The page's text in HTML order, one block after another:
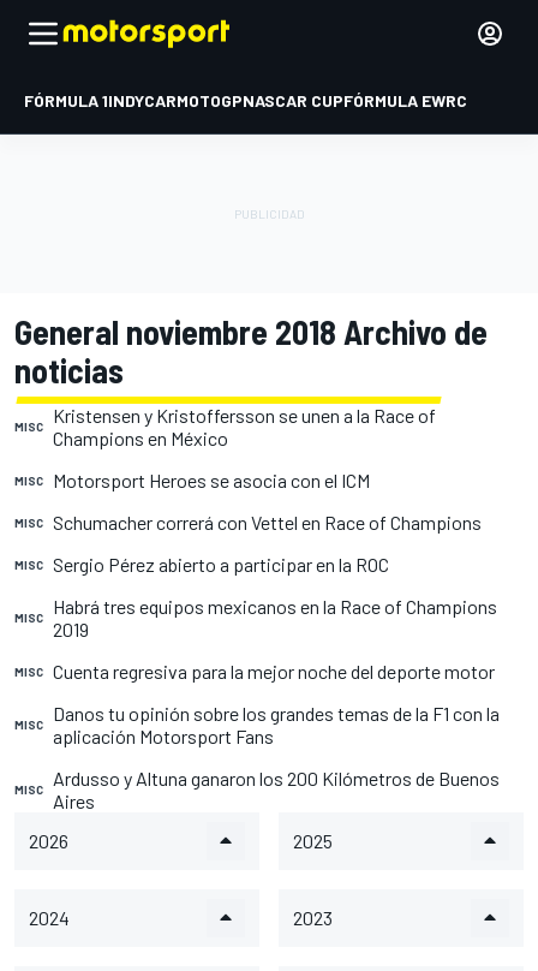
FÓRMULA 1INDYCARMOTOGPNASCAR CUPFÓRMULA EWRC
General noviembre 2018 Archivo de
noticias
MISC
Kristensen y Kristoffersson se unen a la Race of
Champions en México
MISC Motorsport Heroes se asocia con el ICM
MISC Schumacher correrá con Vettel en Race of Champions
MISC Sergio Pérez abierto a participar en la ROC
MISC
Habrá tres equipos mexicanos en la Race of Champions
2019
MISC Cuenta regresiva para la mejor noche del deporte motor
MISC
Danos tu opinión sobre los grandes temas de la F1 con la
aplicación Motorsport Fans
MISC
Ardusso y Altuna ganaron los 200 Kilómetros de Buenos
Aires
2026
2025
2024 2023